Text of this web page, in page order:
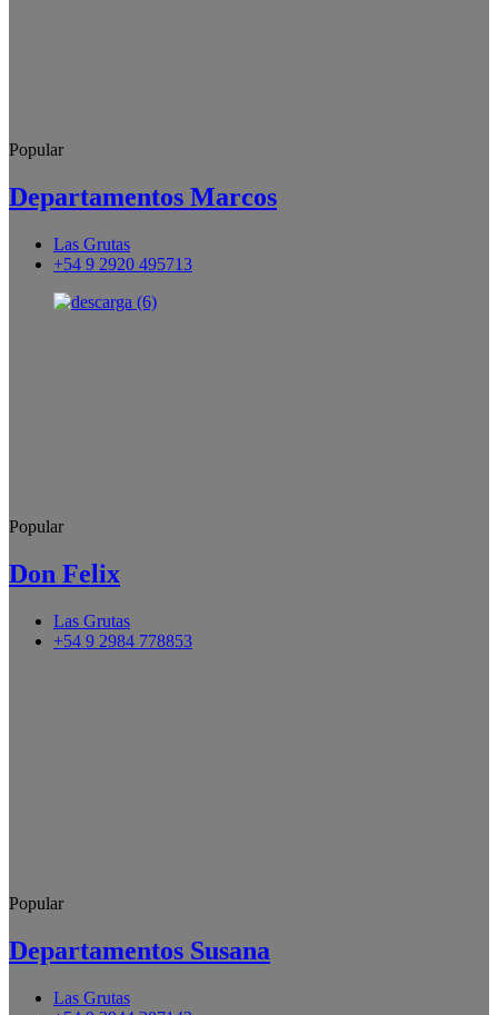
Popular
Departamentos Marcos
Las Grutas
+54 9 2920 495713
Popular
Don Felix
Las Grutas
+54 9 2984 778853
Popular
Departamentos Susana
Las Grutas